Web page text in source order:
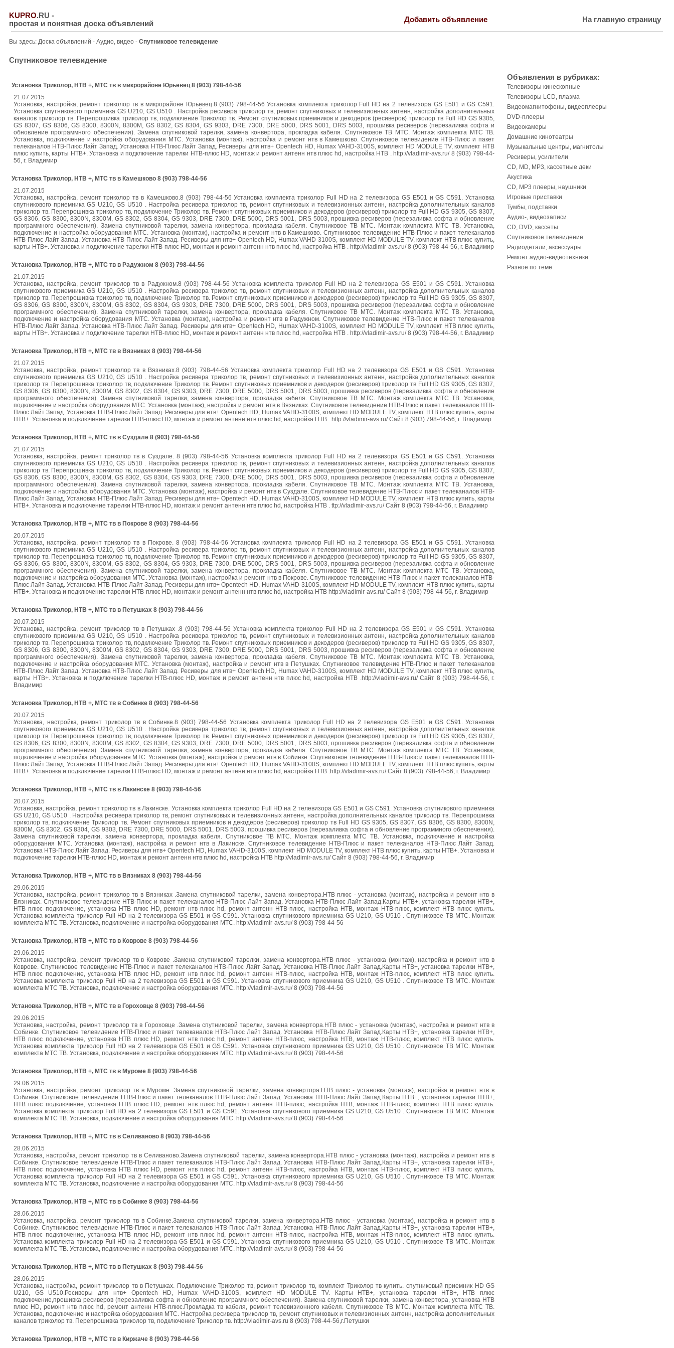
KUPRO.RU -
простая и понятная доска объявлений
Добавить объявление На главную страницу
Вы здесь: Доска объявлений - Аудио, видео - Спутниковое телевидение
Спутниковое телевидение
Установка Триколор, НТВ +, МТС тв в микрорайоне Юрьевец 8 (903) 798-44-56
21.07.2015
Установка, настройка, ремонт триколор тв в микрорайоне Юрьевец.8 (903) 798-44-56 Установка комплекта триколор Full HD на 2 телевизора GS E501 и GS C591.
Установка спутникового приемника GS U210, GS U510 . Настройка ресивера триколор тв, ремонт спутниковых и телевизионных антенн, настройка дополнительных
каналов триколор тв. Перепрошивка триколор тв, подключение Триколор тв. Ремонт спутниковых приемников и декодеров (ресиверов) триколор тв Full HD GS 9305,
GS 8307, GS 8306, GS 8300, 8300N, 8300M, GS 8302, GS 8304, GS 9303, DRE 7300, DRE 5000, DRS 5001, DRS 5003, прошивка ресиверов (перезаливка софта и
обновление программного обеспечения). Замена спутниковой тарелки, замена конвертора, прокладка кабеля. Спутниковое ТВ МТС. Монтаж комплекта МТС ТВ.
Установка, подключение и настройка оборудования МТС. Установка (монтаж), настройка и ремонт нтв в Камешково. Спутниковое телевидение НТВ-Плюс и пакет
телеканалов НТВ-Плюс Лайт Запад. Установка НТВ-Плюс Лайт Запад. Ресиверы для нтв+ Opentech HD, Humax VAHD-3100S, комплект HD MODULE TV, комплект НТВ
плюс купить, карты НТВ+. Установка и подключение тарелки НТВ-плюс HD, монтаж и ремонт антенн нтв плюс hd, настройка НТВ . http://vladimir-avs.ru/ 8 (903) 798-44-
56, г. Владимир
Установка Триколор, НТВ +, МТС тв в Камешково 8 (903) 798-44-56
21.07.2015
Установка, настройка, ремонт триколор тв в Камешково.8 (903) 798-44-56 Установка комплекта триколор Full HD на 2 телевизора GS E501 и GS C591. Установка
спутникового приемника GS U210, GS U510 . Настройка ресивера триколор тв, ремонт спутниковых и телевизионных антенн, настройка дополнительных каналов
триколор тв. Перепрошивка триколор тв, подключение Триколор тв. Ремонт спутниковых приемников и декодеров (ресиверов) триколор тв Full HD GS 9305, GS 8307,
GS 8306, GS 8300, 8300N, 8300M, GS 8302, GS 8304, GS 9303, DRE 7300, DRE 5000, DRS 5001, DRS 5003, прошивка ресиверов (перезаливка софта и обновление
программного обеспечения). Замена спутниковой тарелки, замена конвертора, прокладка кабеля. Спутниковое ТВ МТС. Монтаж комплекта МТС ТВ. Установка,
подключение и настройка оборудования МТС. Установка (монтаж), настройка и ремонт нтв в Камешково. Спутниковое телевидение НТВ-Плюс и пакет телеканалов
НТВ-Плюс Лайт Запад. Установка НТВ-Плюс Лайт Запад. Ресиверы для нтв+ Opentech HD, Humax VAHD-3100S, комплект HD MODULE TV, комплект НТВ плюс купить,
карты НТВ+. Установка и подключение тарелки НТВ-плюс HD, монтаж и ремонт антенн нтв плюс hd, настройка НТВ . http://vladimir-avs.ru/ 8 (903) 798-44-56, г. Владимир
Установка Триколор, НТВ +, МТС тв в Радужном 8 (903) 798-44-56
21.07.2015
Установка, настройка, ремонт триколор тв в Радужном.8 (903) 798-44-56 Установка комплекта триколор Full HD на 2 телевизора GS E501 и GS C591. Установка
спутникового приемника GS U210, GS U510 . Настройка ресивера триколор тв, ремонт спутниковых и телевизионных антенн, настройка дополнительных каналов
триколор тв. Перепрошивка триколор тв, подключение Триколор тв. Ремонт спутниковых приемников и декодеров (ресиверов) триколор тв Full HD GS 9305, GS 8307,
GS 8306, GS 8300, 8300N, 8300M, GS 8302, GS 8304, GS 9303, DRE 7300, DRE 5000, DRS 5001, DRS 5003, прошивка ресиверов (перезаливка софта и обновление
программного обеспечения). Замена спутниковой тарелки, замена конвертора, прокладка кабеля. Спутниковое ТВ МТС. Монтаж комплекта МТС ТВ. Установка,
подключение и настройка оборудования МТС. Установка (монтаж), настройка и ремонт нтв в Радужном. Спутниковое телевидение НТВ-Плюс и пакет телеканалов
НТВ-Плюс Лайт Запад. Установка НТВ-Плюс Лайт Запад. Ресиверы для нтв+ Opentech HD, Humax VAHD-3100S, комплект HD MODULE TV, комплект НТВ плюс купить,
карты НТВ+. Установка и подключение тарелки НТВ-плюс HD, монтаж и ремонт антенн нтв плюс hd, настройка НТВ . http://vladimir-avs.ru/ 8 (903) 798-44-56, г. Владимир
Установка Триколор, НТВ +, МТС тв в Вязниках 8 (903) 798-44-56
21.07.2015
Установка, настройка, ремонт триколор тв в Вязниках.8 (903) 798-44-56 Установка комплекта триколор Full HD на 2 телевизора GS E501 и GS C591. Установка
спутникового приемника GS U210, GS U510 . Настройка ресивера триколор тв, ремонт спутниковых и телевизионных антенн, настройка дополнительных каналов
триколор тв. Перепрошивка триколор тв, подключение Триколор тв. Ремонт спутниковых приемников и декодеров (ресиверов) триколор тв Full HD GS 9305, GS 8307,
GS 8306, GS 8300, 8300N, 8300M, GS 8302, GS 8304, GS 9303, DRE 7300, DRE 5000, DRS 5001, DRS 5003, прошивка ресиверов (перезаливка софта и обновление
программного обеспечения). Замена спутниковой тарелки, замена конвертора, прокладка кабеля. Спутниковое ТВ МТС. Монтаж комплекта МТС ТВ. Установка,
подключение и настройка оборудования МТС. Установка (монтаж), настройка и ремонт нтв в Вязниках. Спутниковое телевидение НТВ-Плюс и пакет телеканалов НТВ-
Плюс Лайт Запад. Установка НТВ-Плюс Лайт Запад. Ресиверы для нтв+ Opentech HD, Humax VAHD-3100S, комплект HD MODULE TV, комплект НТВ плюс купить, карты
НТВ+. Установка и подключение тарелки НТВ-плюс HD, монтаж и ремонт антенн нтв плюс hd, настройка НТВ . http://vladimir-avs.ru/ Сайт 8 (903) 798-44-56, г. Владимир
Установка Триколор, НТВ +, МТС тв в Суздале 8 (903) 798-44-56
21.07.2015
Установка, настройка, ремонт триколор тв в Суздале. 8 (903) 798-44-56 Установка комплекта триколор Full HD на 2 телевизора GS E501 и GS C591. Установка
спутникового приемника GS U210, GS U510 . Настройка ресивера триколор тв, ремонт спутниковых и телевизионных антенн, настройка дополнительных каналов
триколор тв. Перепрошивка триколор тв, подключение Триколор тв. Ремонт спутниковых приемников и декодеров (ресиверов) триколор тв Full HD GS 9305, GS 8307,
GS 8306, GS 8300, 8300N, 8300M, GS 8302, GS 8304, GS 9303, DRE 7300, DRE 5000, DRS 5001, DRS 5003, прошивка ресиверов (перезаливка софта и обновление
программного обеспечения). Замена спутниковой тарелки, замена конвертора, прокладка кабеля. Спутниковое ТВ МТС. Монтаж комплекта МТС ТВ. Установка,
подключение и настройка оборудования МТС. Установка (монтаж), настройка и ремонт нтв в Суздале. Спутниковое телевидение НТВ-Плюс и пакет телеканалов НТВ-
Плюс Лайт Запад. Установка НТВ-Плюс Лайт Запад. Ресиверы для нтв+ Opentech HD, Humax VAHD-3100S, комплект HD MODULE TV, комплект НТВ плюс купить, карты
НТВ+. Установка и подключение тарелки НТВ-плюс HD, монтаж и ремонт антенн нтв плюс hd, настройка НТВ . ttp://vladimir-avs.ru/ Сайт 8 (903) 798-44-56, г. Владимир
Установка Триколор, НТВ +, МТС тв в Покрове 8 (903) 798-44-56
20.07.2015
Установка, настройка, ремонт триколор тв в Покрове. 8 (903) 798-44-56 Установка комплекта триколор Full HD на 2 телевизора GS E501 и GS C591. Установка
спутникового приемника GS U210, GS U510 . Настройка ресивера триколор тв, ремонт спутниковых и телевизионных антенн, настройка дополнительных каналов
триколор тв. Перепрошивка триколор тв, подключение Триколор тв. Ремонт спутниковых приемников и декодеров (ресиверов) триколор тв Full HD GS 9305, GS 8307,
GS 8306, GS 8300, 8300N, 8300M, GS 8302, GS 8304, GS 9303, DRE 7300, DRE 5000, DRS 5001, DRS 5003, прошивка ресиверов (перезаливка софта и обновление
программного обеспечения). Замена спутниковой тарелки, замена конвертора, прокладка кабеля. Спутниковое ТВ МТС. Монтаж комплекта МТС ТВ. Установка,
подключение и настройка оборудования МТС. Установка (монтаж), настройка и ремонт нтв в Покрове. Спутниковое телевидение НТВ-Плюс и пакет телеканалов НТВ-
Плюс Лайт Запад. Установка НТВ-Плюс Лайт Запад. Ресиверы для нтв+ Opentech HD, Humax VAHD-3100S, комплект HD MODULE TV, комплект НТВ плюс купить, карты
НТВ+. Установка и подключение тарелки НТВ-плюс HD, монтаж и ремонт антенн нтв плюс hd, настройка НТВ http://vladimir-avs.ru/ Сайт 8 (903) 798-44-56, г. Владимир
Установка Триколор, НТВ +, МТС тв в Петушках 8 (903) 798-44-56
20.07.2015
Установка, настройка, ремонт триколор тв в Петушках .8 (903) 798-44-56 Установка комплекта триколор Full HD на 2 телевизора GS E501 и GS C591. Установка
спутникового приемника GS U210, GS U510 . Настройка ресивера триколор тв, ремонт спутниковых и телевизионных антенн, настройка дополнительных каналов
триколор тв. Перепрошивка триколор тв, подключение Триколор тв. Ремонт спутниковых приемников и декодеров (ресиверов) триколор тв Full HD GS 9305, GS 8307,
GS 8306, GS 8300, 8300N, 8300M, GS 8302, GS 8304, GS 9303, DRE 7300, DRE 5000, DRS 5001, DRS 5003, прошивка ресиверов (перезаливка софта и обновление
программного обеспечения). Замена спутниковой тарелки, замена конвертора, прокладка кабеля. Спутниковое ТВ МТС. Монтаж комплекта МТС ТВ. Установка,
подключение и настройка оборудования МТС. Установка (монтаж), настройка и ремонт нтв в Петушках. Спутниковое телевидение НТВ-Плюс и пакет телеканалов
НТВ-Плюс Лайт Запад. Установка НТВ-Плюс Лайт Запад. Ресиверы для нтв+ Opentech HD, Humax VAHD-3100S, комплект HD MODULE TV, комплект НТВ плюс купить,
карты НТВ+. Установка и подключение тарелки НТВ-плюс HD, монтаж и ремонт антенн нтв плюс hd, настройка НТВ .http://vladimir-avs.ru/ Сайт 8 (903) 798-44-56, г.
Владимир
Установка Триколор, НТВ +, МТС тв в Собинке 8 (903) 798-44-56
20.07.2015
Установка, настройка, ремонт триколор тв в Собинке.8 (903) 798-44-56 Установка комплекта триколор Full HD на 2 телевизора GS E501 и GS C591. Установка
спутникового приемника GS U210, GS U510 . Настройка ресивера триколор тв, ремонт спутниковых и телевизионных антенн, настройка дополнительных каналов
триколор тв. Перепрошивка триколор тв, подключение Триколор тв. Ремонт спутниковых приемников и декодеров (ресиверов) триколор тв Full HD GS 9305, GS 8307,
GS 8306, GS 8300, 8300N, 8300M, GS 8302, GS 8304, GS 9303, DRE 7300, DRE 5000, DRS 5001, DRS 5003, прошивка ресиверов (перезаливка софта и обновление
программного обеспечения). Замена спутниковой тарелки, замена конвертора, прокладка кабеля. Спутниковое ТВ МТС. Монтаж комплекта МТС ТВ. Установка,
подключение и настройка оборудования МТС. Установка (монтаж), настройка и ремонт нтв в Собинке. Спутниковое телевидение НТВ-Плюс и пакет телеканалов НТВ-
Плюс Лайт Запад. Установка НТВ-Плюс Лайт Запад. Ресиверы для нтв+ Opentech HD, Humax VAHD-3100S, комплект HD MODULE TV, комплект НТВ плюс купить, карты
НТВ+. Установка и подключение тарелки НТВ-плюс HD, монтаж и ремонт антенн нтв плюс hd, настройка НТВ .http://vladimir-avs.ru/ Сайт 8 (903) 798-44-56, г. Владимир
Установка Триколор, НТВ +, МТС тв в Лакинске 8 (903) 798-44-56
20.07.2015
Установка, настройка, ремонт триколор тв в Лакинске. Установка комплекта триколор Full HD на 2 телевизора GS E501 и GS C591. Установка спутникового приемника
GS U210, GS U510 . Настройка ресивера триколор тв, ремонт спутниковых и телевизионных антенн, настройка дополнительных каналов триколор тв. Перепрошивка
триколор тв, подключение Триколор тв. Ремонт спутниковых приемников и декодеров (ресиверов) триколор тв Full HD GS 9305, GS 8307, GS 8306, GS 8300, 8300N,
8300M, GS 8302, GS 8304, GS 9303, DRE 7300, DRE 5000, DRS 5001, DRS 5003, прошивка ресиверов (перезаливка софта и обновление программного обеспечения).
Замена спутниковой тарелки, замена конвертора, прокладка кабеля. Спутниковое ТВ МТС. Монтаж комплекта МТС ТВ. Установка, подключение и настройка
оборудования МТС. Установка (монтаж), настройка и ремонт нтв в Лакинске. Спутниковое телевидение НТВ-Плюс и пакет телеканалов НТВ-Плюс Лайт Запад.
Установка НТВ-Плюс Лайт Запад. Ресиверы для нтв+ Opentech HD, Humax VAHD-3100S, комплект HD MODULE TV, комплект НТВ плюс купить, карты НТВ+. Установка и
подключение тарелки НТВ-плюс HD, монтаж и ремонт антенн нтв плюс hd, настройка НТВ http://vladimir-avs.ru/ Сайт 8 (903) 798-44-56, г. Владимир
Установка Триколор, НТВ +, МТС тв в Вязниках 8 (903) 798-44-56
29.06.2015
Установка, настройка, ремонт триколор тв в Вязниках .Замена спутниковой тарелки, замена конвертора.НТВ плюс - установка (монтаж), настройка и ремонт нтв в
Вязниках. Спутниковое телевидение НТВ-Плюс и пакет телеканалов НТВ-Плюс Лайт Запад. Установка НТВ-Плюс Лайт Запад.Карты НТВ+, установка тарелки НТВ+,
НТВ плюс подключение, установка НТВ плюс HD, ремонт нтв плюс hd, ремонт антенн НТВ-плюс, настройка НТВ, монтаж НТВ-плюс, комплект НТВ плюс купить.
Установка комплекта триколор Full HD на 2 телевизора GS E501 и GS C591. Установка спутникового приемника GS U210, GS U510 . Спутниковое ТВ МТС. Монтаж
комплекта МТС ТВ. Установка, подключение и настройка оборудования МТС. http://vladimir-avs.ru/ 8 (903) 798-44-56
Установка Триколор, НТВ +, МТС тв в Коврове 8 (903) 798-44-56
29.06.2015
Установка, настройка, ремонт триколор тв в Коврове .Замена спутниковой тарелки, замена конвертора.НТВ плюс - установка (монтаж), настройка и ремонт нтв в
Коврове. Спутниковое телевидение НТВ-Плюс и пакет телеканалов НТВ-Плюс Лайт Запад. Установка НТВ-Плюс Лайт Запад.Карты НТВ+, установка тарелки НТВ+,
НТВ плюс подключение, установка НТВ плюс HD, ремонт нтв плюс hd, ремонт антенн НТВ-плюс, настройка НТВ, монтаж НТВ-плюс, комплект НТВ плюс купить.
Установка комплекта триколор Full HD на 2 телевизора GS E501 и GS C591. Установка спутникового приемника GS U210, GS U510 . Спутниковое ТВ МТС. Монтаж
комплекта МТС ТВ. Установка, подключение и настройка оборудования МТС. http://vladimir-avs.ru/ 8 (903) 798-44-56
Установка Триколор, НТВ +, МТС тв в Гороховце 8 (903) 798-44-56
29.06.2015
Установка, настройка, ремонт триколор тв в Гороховце .Замена спутниковой тарелки, замена конвертора.НТВ плюс - установка (монтаж), настройка и ремонт нтв в
Собинке. Спутниковое телевидение НТВ-Плюс и пакет телеканалов НТВ-Плюс Лайт Запад. Установка НТВ-Плюс Лайт Запад.Карты НТВ+, установка тарелки НТВ+,
НТВ плюс подключение, установка НТВ плюс HD, ремонт нтв плюс hd, ремонт антенн НТВ-плюс, настройка НТВ, монтаж НТВ-плюс, комплект НТВ плюс купить.
Установка комплекта триколор Full HD на 2 телевизора GS E501 и GS C591. Установка спутникового приемника GS U210, GS U510 . Спутниковое ТВ МТС. Монтаж
комплекта МТС ТВ. Установка, подключение и настройка оборудования МТС. http://vladimir-avs.ru/ 8 (903) 798-44-56
Установка Триколор, НТВ +, МТС тв в Муроме 8 (903) 798-44-56
29.06.2015
Установка, настройка, ремонт триколор тв в Муроме .Замена спутниковой тарелки, замена конвертора.НТВ плюс - установка (монтаж), настройка и ремонт нтв в
Собинке. Спутниковое телевидение НТВ-Плюс и пакет телеканалов НТВ-Плюс Лайт Запад. Установка НТВ-Плюс Лайт Запад.Карты НТВ+, установка тарелки НТВ+,
НТВ плюс подключение, установка НТВ плюс HD, ремонт нтв плюс hd, ремонт антенн НТВ-плюс, настройка НТВ, монтаж НТВ-плюс, комплект НТВ плюс купить.
Установка комплекта триколор Full HD на 2 телевизора GS E501 и GS C591. Установка спутникового приемника GS U210, GS U510 . Спутниковое ТВ МТС. Монтаж
комплекта МТС ТВ. Установка, подключение и настройка оборудования МТС. http://vladimir-avs.ru/ 8 (903) 798-44-56
Установка Триколор, НТВ +, МТС тв в Селиваново 8 (903) 798-44-56
28.06.2015
Установка, настройка, ремонт триколор тв в Селиваново.Замена спутниковой тарелки, замена конвертора.НТВ плюс - установка (монтаж), настройка и ремонт нтв в
Собинке. Спутниковое телевидение НТВ-Плюс и пакет телеканалов НТВ-Плюс Лайт Запад. Установка НТВ-Плюс Лайт Запад.Карты НТВ+, установка тарелки НТВ+,
НТВ плюс подключение, установка НТВ плюс HD, ремонт нтв плюс hd, ремонт антенн НТВ-плюс, настройка НТВ, монтаж НТВ-плюс, комплект НТВ плюс купить.
Установка комплекта триколор Full HD на 2 телевизора GS E501 и GS C591. Установка спутникового приемника GS U210, GS U510 . Спутниковое ТВ МТС. Монтаж
комплекта МТС ТВ. Установка, подключение и настройка оборудования МТС. http://vladimir-avs.ru/ 8 (903) 798-44-56
Установка Триколор, НТВ +, МТС тв в Собинке 8 (903) 798-44-56
28.06.2015
Установка, настройка, ремонт триколор тв в Собинке.Замена спутниковой тарелки, замена конвертора.НТВ плюс - установка (монтаж), настройка и ремонт нтв в
Собинке. Спутниковое телевидение НТВ-Плюс и пакет телеканалов НТВ-Плюс Лайт Запад. Установка НТВ-Плюс Лайт Запад.Карты НТВ+, установка тарелки НТВ+,
НТВ плюс подключение, установка НТВ плюс HD, ремонт нтв плюс hd, ремонт антенн НТВ-плюс, настройка НТВ, монтаж НТВ-плюс, комплект НТВ плюс купить.
Установка комплекта триколор Full HD на 2 телевизора GS E501 и GS C591. Установка спутникового приемника GS U210, GS U510 . Спутниковое ТВ МТС. Монтаж
комплекта МТС ТВ. Установка, подключение и настройка оборудования МТС. http://vladimir-avs.ru/ 8 (903) 798-44-56
Установка Триколор, НТВ +, МТС тв в Петушках 8 (903) 798-44-56
28.06.2015
Установка, настройка, ремонт триколор тв в Петушках. Подключение Триколор тв, ремонт триколор тв, комплект Триколор тв купить. спутниковый приемник HD GS
U210, GS U510.Ресиверы для нтв+ Opentech HD, Humax VAHD-3100S, комплект HD MODULE TV. Карты НТВ+, установка тарелки НТВ+, НТВ плюс
подключение,прошивка ресиверов (перезаливка софта и обновление программного обеспечения). Замена спутниковой тарелки, замена конвертора, установка НТВ
плюс HD, ремонт нтв плюс hd, ремонт антенн НТВ-плюс.Прокладка тв кабеля, ремонт телевизионного кабеля. Спутниковое ТВ МТС. Монтаж комплекта МТС ТВ.
Установка, подключение и настройка оборудования МТС. Настройка ресивера триколор тв, ремонт спутниковых и телевизионных антенн, настройка дополнительных
каналов триколор тв. Перепрошивка триколор тв, подключение Триколор тв. http://vladimir-avs.ru 8 (903) 798-44-56,г.Петушки
Установка Триколор, НТВ +, МТС тв в Киржаче 8 (903) 798-44-56
Объявления в рубриках:
Телевизоры кинескопные
Телевизоры LCD, плазма
Видеомагнитофоны, видеоплееры
DVD-плееры
Видеокамеры
Домашние кинотеатры
Музыкальные центры, магнитолы
Ресиверы, усилители
CD, MD, MP3, кассетные деки
Акустика
CD, MP3 плееры, наушники
Игровые приставки
Тумбы, подставки
Аудио-, видеозаписи
CD, DVD, кассеты
Спутниковое телевидение
Радиодетали, аксессуары
Ремонт аудио-видеотехники
Разное по теме